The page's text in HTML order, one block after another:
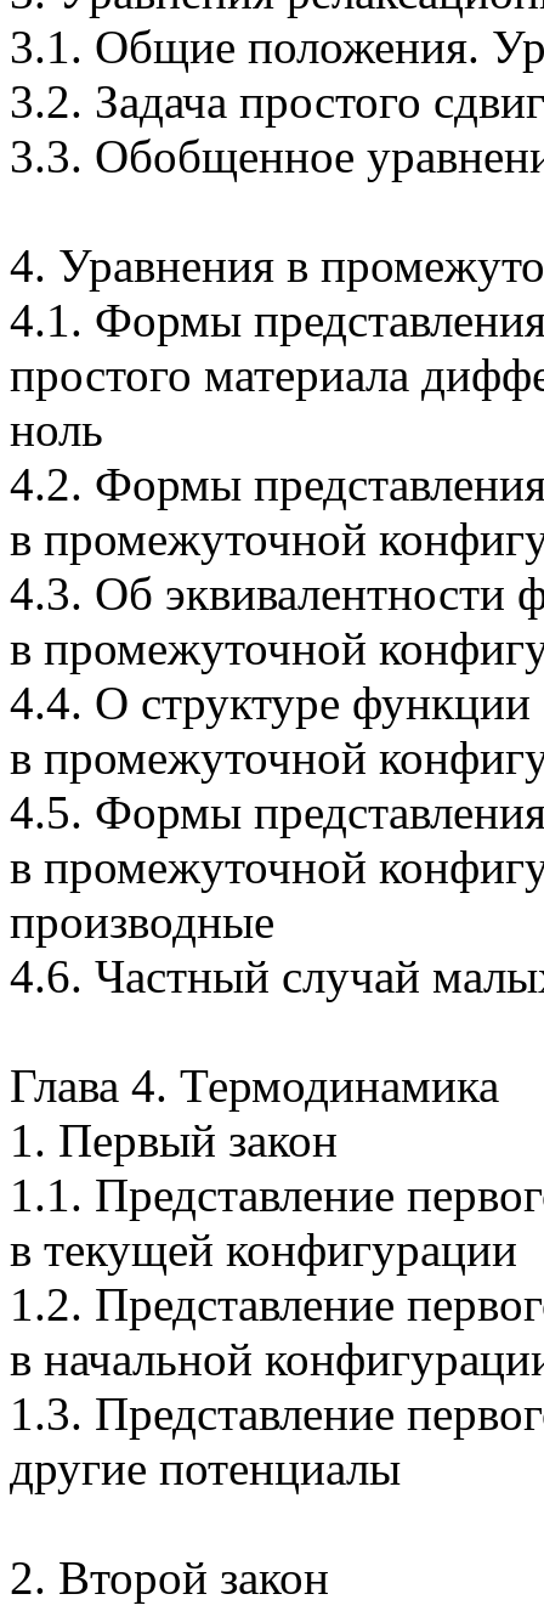
3.1. Общие положения.
3.2. Задача простого
3.3. Обобщенное
4. Уравнения в
4.1. Формы
простого материала
ноль
4.2. Формы
в промежуточной
4.3. Об эквивалентности
в промежуточной
4.4. О структуре функции
в промежуточной
4.5. Формы
в промежуточной
производные
4.6. Частный случай
Глава 4. Термодинамика
1. Первый закон
1.1. Представление
в текущей конфигурации
1.2. Представление
в начальной
1.3. Представление
другие потенциалы
2. Второй закон